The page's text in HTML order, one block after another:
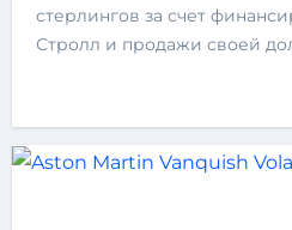
стерлингов за счет
Стролл и продажи своей